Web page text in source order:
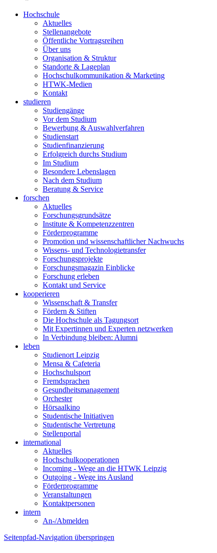
Hochschule
Aktuelles
Stellenangebote
Öffentliche Vortragsreihen
Über uns
Organisation & Struktur
Standorte & Lageplan
Hochschulkommunikation & Marketing
HTWK-Medien
Kontakt
studieren
Studiengänge
Vor dem Studium
Bewerbung & Auswahlverfahren
Studienstart
Studienfinanzierung
Erfolgreich durchs Studium
Im Studium
Besondere Lebenslagen
Nach dem Studium
Beratung & Service
forschen
Aktuelles
Forschungsgrundsätze
Institute & Kompetenzzentren
Förderprogramme
Promotion und wissenschaftlicher Nachwuchs
Wissens- und Technologietransfer
Forschungsprojekte
Forschungsmagazin Einblicke
Forschung erleben
Kontakt und Service
kooperieren
Wissenschaft & Transfer
Fördern & Stiften
Die Hochschule als Tagungsort
Mit Expertinnen und Experten netzwerken
In Verbindung bleiben: Alumni
leben
Studienort Leipzig
Mensa & Cafeteria
Hochschulsport
Fremdsprachen
Gesundheitsmanagement
Orchester
Hörsaalkino
Studentische Initiativen
Studentische Vertretung
Stellenportal
international
Aktuelles
Hochschulkooperationen
Incoming - Wege an die HTWK Leipzig
Outgoing - Wege ins Ausland
Förderprogramme
Veranstaltungen
Kontaktpersonen
intern
An-/Abmelden
Seitenpfad-Navigation überspringen